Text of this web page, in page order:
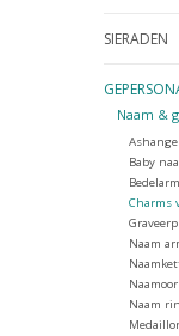
SIERADEN
Naam &
Baby
Charms
Naam
Naam